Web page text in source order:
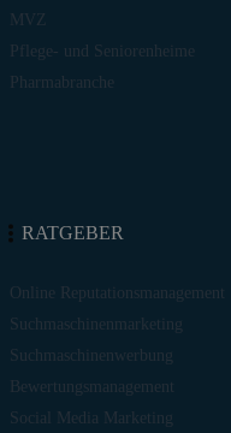
MVZ
Pflege- und Seniorenheime
Pharmabranche
RATGEBER
Online Reputationsmanagement
Suchmaschinenmarketing
Suchmaschinenwerbung
Bewertungsmanagement
Social Media Marketing